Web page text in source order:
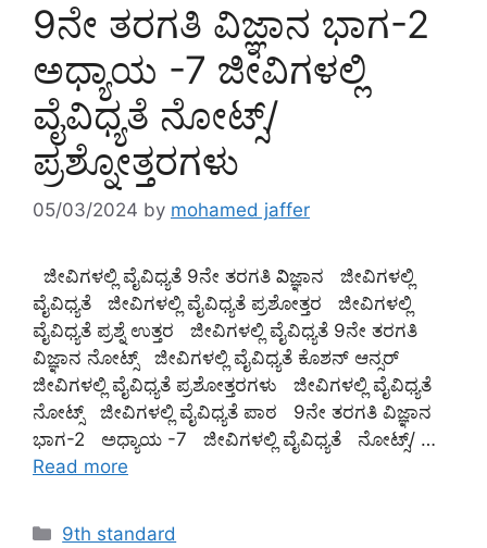
9ನೇ ತರಗತಿ ವಿಜ್ಞಾನ ಭಾಗ-2
ಅಧ್ಯಾಯ -7 ಜೀವಿಗಳಲ್ಲಿ
ವೈವಿಧ್ಯತೆ ನೋಟ್ಸ್/
ಪ್ರಶ್ನೋತ್ತರಗಳು
05/03/2024 by mohamed jaffer
ಜೀವಿಗಳಲ್ಲಿ ವೈವಿಧ್ಯತೆ 9ನೇ ತರಗತಿ విಜ್ಞಾನ ಜೀವಿಗಳಲ್ಲಿ
ವೈವಿಧ್ಯತೆ ಜೀವಿಗಳಲ್ಲಿ ವೈವಿಧ್ಯತೆ ಪ್ರಶೋತ್ತರ ಜೀವಿಗಳಲ್ಲಿ
ವೈವಿಧ್ಯತೆ ಪ್ರಶ್ನೆ ಉತ್ತರ ಜೀವಿಗಳಲ್ಲಿ ವೈವಿಧ್ಯತೆ 9ನೇ ತರಗತಿ
ವಿಜ್ಞಾನ ನೋಟ್ಸ್ ಜೀವಿಗಳಲ್ಲಿ ವೈವಿಧ್ಯತೆ ಕೊಶನ್ ಆನ್ಸ‌ರ್
ಜೀವಿಗಳಲ್ಲಿ ವೈವಿಧ್ಯತೆ ಪ್ರಶೋತ್ತರಗಳು ಜೀವಿಗಳಲ್ಲಿ ವೈವಿಧ್ಯತೆ
ನೋಟ್ಸ್ ಜೀವಿಗಳಲ್ಲಿ ವೈವಿಧ್ಯತೆ ಪಾಠ 9ನೇ ತರಗತಿ ವಿಜ್ಞಾನ
ಭಾಗ-2 ಅಧ್ಯಾಯ -7 ಜೀವಿಗಳಲ್ಲಿ ವೈವಿಧ್ಯತೆ ನೋಟ್ಸ್/ …
Read more
Categories
9th standard